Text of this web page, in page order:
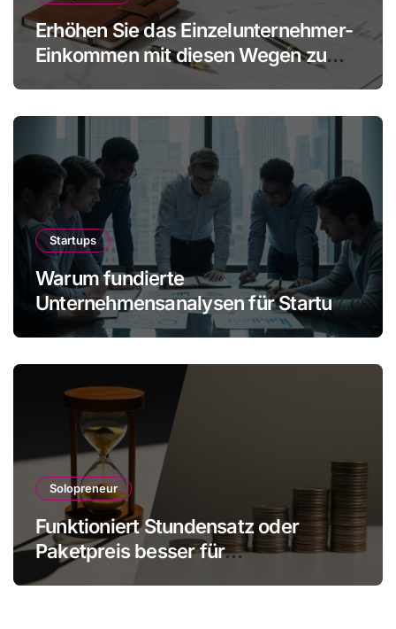
Erhöhen Sie das Einzelunternehmer-
Einkommen mit diesen Wegen zu
mehr Gewinn ohne Mitarbeiter
Startups
Warum fundierte
Unternehmensanalysen für Startups
immer wichtiger werden
Solopreneur
Funktioniert Stundensatz oder
Paketpreis besser für
Einzelunternehmer?